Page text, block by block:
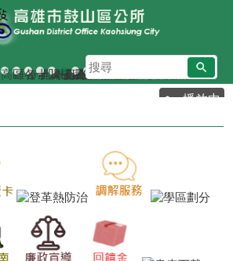
搜
尋
播放中
高雄市里鄰編組及調整專區
區公所3F打卡區
各年次役男服役役期
十八王公廟斜坡道
凹子底森林公園
棧貳庫
環狀輕軌-哈瑪星站
哈瑪星哨船頭海景
西子灣
英國領事館夜景